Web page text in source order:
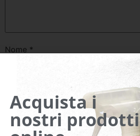
Nome *
Sito web
Acquista i
nostri prodotti